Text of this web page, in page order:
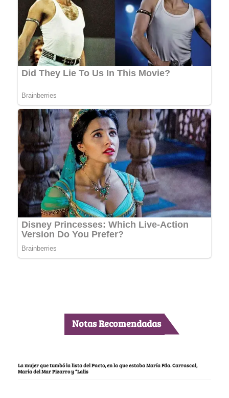
Notas Recomendadas
La mujer que tumbó la lista del Pacto, en la que estaba María Fda. Carrascal,
María del Mar Pizarro y “Lalis